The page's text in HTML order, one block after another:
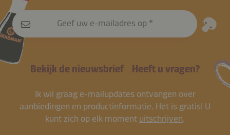
Geef uw e-mailadres op
Bekijk de nieuwsbrief Heeft u vragen?
Ik wil graag e-mailupdates ontvangen over
aanbiedingen en productinformatie. Het is gratis! U
kunt zich op elk moment uitschrijven.